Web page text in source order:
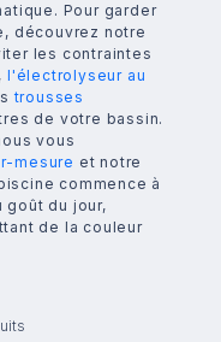
Pour garder
découvrez notre
les contraintes
l'électrolyseur au
trousses
de votre bassin.
vous
mesure et notre
commence à
goût du jour,
de la couleur